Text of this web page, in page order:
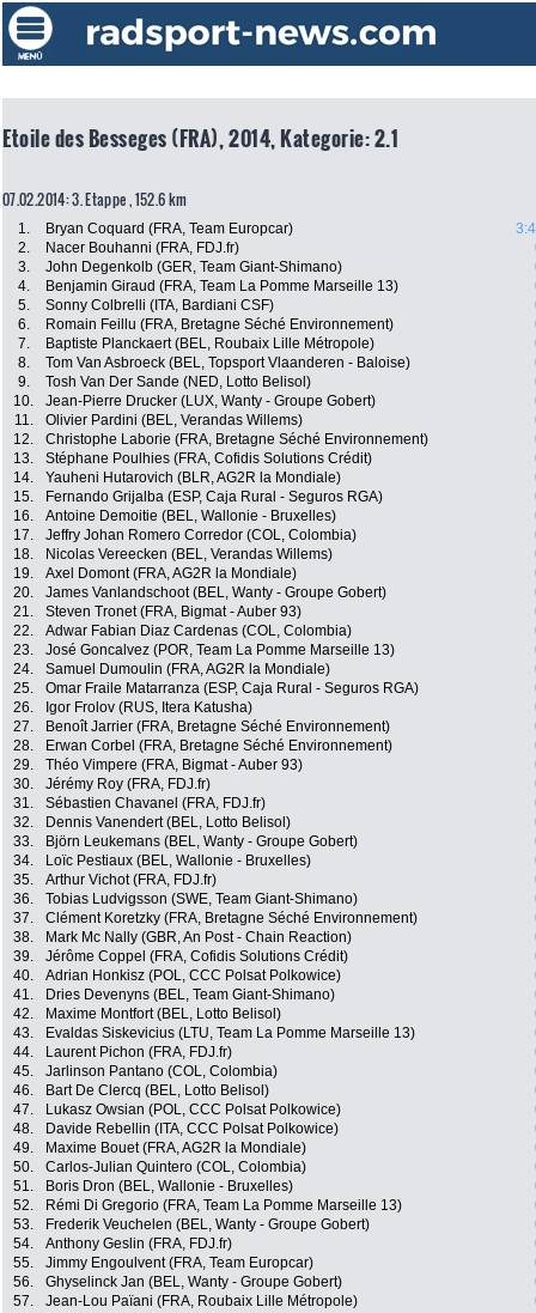
Etoile des Besseges (FRA), 2014, Kategorie: 2.1
07.02.2014: 3. Etappe , 152.6 km
1. Bryan Coquard (FRA, Team Europcar)
2.
Nacer Bouhanni (FRA, FDJ.fr)
3.
John Degenkolb (GER, Team Giant-Shimano)
4.
Benjamin Giraud (FRA, Team La Pomme Marseille 13)
5.
Sonny Colbrelli (ITA, Bardiani CSF)
6.
Romain Feillu (FRA, Bretagne Séché Environnement)
7.
Baptiste Planckaert (BEL, Roubaix Lille Métropole)
8.
Tom Van Asbroeck (BEL, Topsport Vlaanderen - Baloise)
9.
Tosh Van Der Sande (NED, Lotto Belisol)
10.
Jean-Pierre Drucker (LUX, Wanty - Groupe Gobert)
11.
Olivier Pardini (BEL, Verandas Willems)
12.
Christophe Laborie (FRA, Bretagne Séché Environnement)
13.
Stéphane Poulhies (FRA, Cofidis Solutions Crédit)
14.
Yauheni Hutarovich (BLR, AG2R la Mondiale)
15.
Fernando Grijalba (ESP, Caja Rural - Seguros RGA)
16.
Antoine Demoitie (BEL, Wallonie - Bruxelles)
17.
Jeffry Johan Romero Corredor (COL, Colombia)
18.
Nicolas Vereecken (BEL, Verandas Willems)
19.
Axel Domont (FRA, AG2R la Mondiale)
20.
James Vanlandschoot (BEL, Wanty - Groupe Gobert)
21.
Steven Tronet (FRA, Bigmat - Auber 93)
22.
Adwar Fabian Diaz Cardenas (COL, Colombia)
23.
José Goncalvez (POR, Team La Pomme Marseille 13)
24.
Samuel Dumoulin (FRA, AG2R la Mondiale)
25.
Omar Fraile Matarranza (ESP, Caja Rural - Seguros RGA)
26.
Igor Frolov (RUS, Itera Katusha)
27.
Benoît Jarrier (FRA, Bretagne Séché Environnement)
28.
Erwan Corbel (FRA, Bretagne Séché Environnement)
29.
Théo Vimpere (FRA, Bigmat - Auber 93)
30.
Jérémy Roy (FRA, FDJ.fr)
31.
Sébastien Chavanel (FRA, FDJ.fr)
32.
Dennis Vanendert (BEL, Lotto Belisol)
33.
Björn Leukemans (BEL, Wanty - Groupe Gobert)
34.
Loïc Pestiaux (BEL, Wallonie - Bruxelles)
35.
Arthur Vichot (FRA, FDJ.fr)
36.
Tobias Ludvigsson (SWE, Team Giant-Shimano)
37.
Clément Koretzky (FRA, Bretagne Séché Environnement)
38.
Mark Mc Nally (GBR, An Post - Chain Reaction)
39.
Jérôme Coppel (FRA, Cofidis Solutions Crédit)
40.
Adrian Honkisz (POL, CCC Polsat Polkowice)
41.
Dries Devenyns (BEL, Team Giant-Shimano)
42.
Maxime Montfort (BEL, Lotto Belisol)
43.
Evaldas Siskevicius (LTU, Team La Pomme Marseille 13)
44.
Laurent Pichon (FRA, FDJ.fr)
45.
Jarlinson Pantano (COL, Colombia)
46.
Bart De Clercq (BEL, Lotto Belisol)
47.
Lukasz Owsian (POL, CCC Polsat Polkowice)
48.
Davide Rebellin (ITA, CCC Polsat Polkowice)
49.
Maxime Bouet (FRA, AG2R la Mondiale)
50.
Carlos-Julian Quintero (COL, Colombia)
51.
Boris Dron (BEL, Wallonie - Bruxelles)
52.
Rémi Di Gregorio (FRA, Team La Pomme Marseille 13)
53.
Frederik Veuchelen (BEL, Wanty - Groupe Gobert)
54.
Anthony Geslin (FRA, FDJ.fr)
55.
Jimmy Engoulvent (FRA, Team Europcar)
56.
Ghyselinck Jan (BEL, Wanty - Groupe Gobert)
57.
Jean-Lou Païani (FRA, Roubaix Lille Métropole)